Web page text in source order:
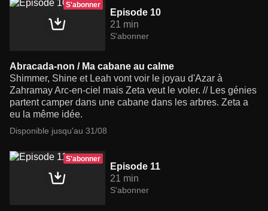
S'abonner
Episode 10
21 min
S'abonner
Abracada-non / Ma cabane au calme
Shimmer, Shine et Leah vont voir le joyau d'Azar à
Zahramay Arc-en-ciel mais Zeta veut le voler. // Les génies
partent camper dans une cabane dans les arbres. Zeta a
eu la même idée.
Disponible jusqu'au 31/08
S'abonner
Episode 11
21 min
S'abonner